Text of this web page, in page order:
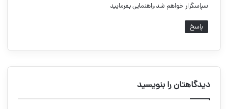
سپاسگزار خواهم شد،راهنمایی بفرمایید
پاسخ
دیدگاهتان را بنویسید